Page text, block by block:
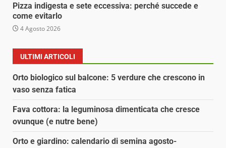
Pizza indigesta e sete eccessiva: perché succede e
come evitarlo
4 Agosto 2026
ULTIMI ARTICOLI
Orto biologico sul balcone: 5 verdure che crescono in
vaso senza fatica
Fava cottora: la leguminosa dimenticata che cresce
ovunque (e nutre bene)
Orto e giardino: calendario di semina agosto-